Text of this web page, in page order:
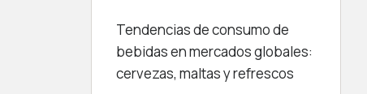
Tendencias de consumo de
bebidas en mercados globales:
cervezas, maltas y refrescos